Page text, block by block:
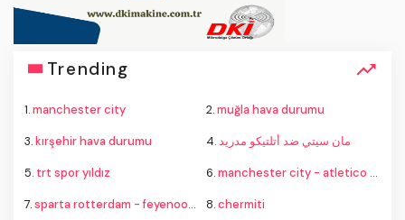
Trending
1.manchester city 2.muğla hava durumu
3.kırşehir hava durumu 4.مان سيتي ضد أتلتيكو مدريد
5. trt spor yıldız 6.manchester city - atletico madrid
7.sparta rotterdam - feyenoord 8.chermiti